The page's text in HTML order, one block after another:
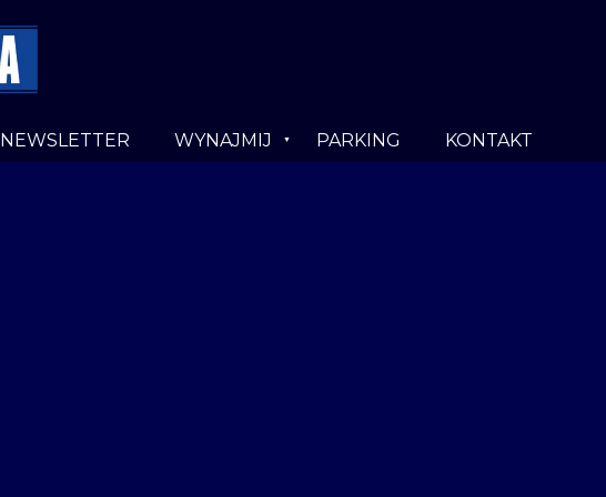
NEWSLETTER WYNAJMIJ PARKING KONTAKT